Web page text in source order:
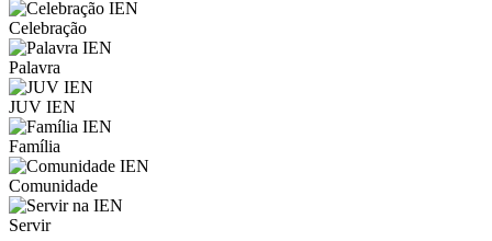
Celebração
Palavra
JUV IEN
Família
Comunidade
Servir